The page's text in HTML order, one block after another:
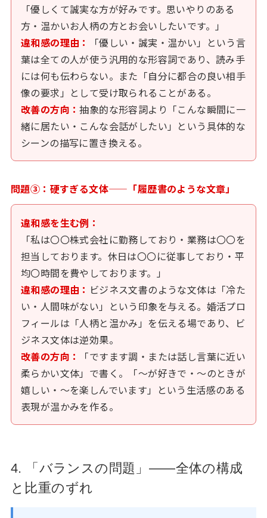
「優しくて誠実な方が好みです。思いやりのある
方・温かいお人柄の方とお会いしたいです。」
違和感の理由：
「優しい・誠実・温かい」という言
葉は全ての人が使う汎用的な形容詞であり、読み手
には何も伝わらない。また「自分に都合の良い相手
像の要求」として受け取られることがある。
改善の方向：抽象的な形容詞より「こんな瞬間に一
緒に居たい・こんな会話がしたい」という具体的な
シーンの描写に置き換える。
問題③：硬すぎる文体——「履歴書のような文章」
違和感を生む例：
「私は〇〇株式会社に勤務しており・業務は〇〇を
担当しております。休日は〇〇に従事しており・平
均〇時間を費やしております。」
違和感の理由： ビジネス文書のような文体は「冷た
い・人間味がない」という印象を与える。婚活プロ
フィールは「人柄と温かみ」を伝える場であり、ビ
ジネス文体は逆効果。
改善の方向：
「ですます調・または話し言葉に近い
柔らかい文体」で書く。「〜が好きで・〜のときが
嬉しい・〜を楽しんでいます」という生活感のある
表現が温かみを作る。
4. 「バランスの問題」——全体の構成
と比重のずれ